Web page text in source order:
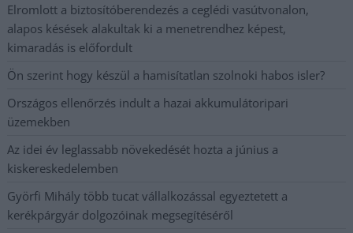
Elromlott a biztosítóberendezés a ceglédi vasútvonalon,
alapos késések alakultak ki a menetrendhez képest,
kimaradás is előfordult
Ön szerint hogy készül a hamisítatlan szolnoki habos isler?
Országos ellenőrzés indult a hazai akkumulátoripari
üzemekben
Az idei év leglassabb növekedését hozta a június a
kiskereskedelemben
Györfi Mihály több tucat vállalkozással egyeztetett a
kerékpárgyár dolgozóinak megsegítéséről